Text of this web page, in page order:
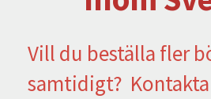
Vill du beställa fler
samtidigt?